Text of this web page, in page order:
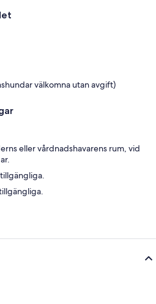
välkomna utan avgift)
eller vårdnadshavarens rum, vid